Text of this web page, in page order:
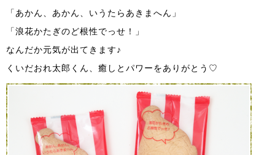
「あかん、あかん、いうたらあきまへん」
「浪花かたぎのど根性でっせ！」
なんだか元気が出てきます♪
くいだおれ太郎くん、癒しとパワーをありがとう♡